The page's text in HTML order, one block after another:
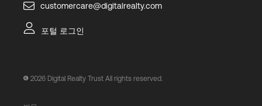
customercare@digitalrealty.com
포털 로그인
2026 Digital Realty Trust All rights reserved.